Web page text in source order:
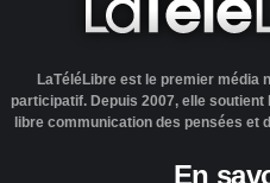
LaTéléLibre est le premier média
participatif. Depuis 2007, elle
libre communication des pensées et
En